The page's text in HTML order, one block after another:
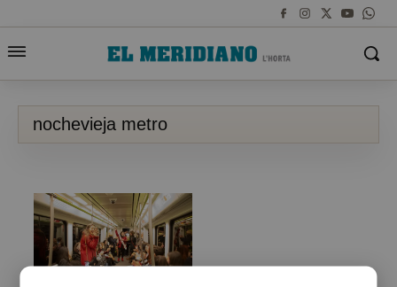
nochevieja metro